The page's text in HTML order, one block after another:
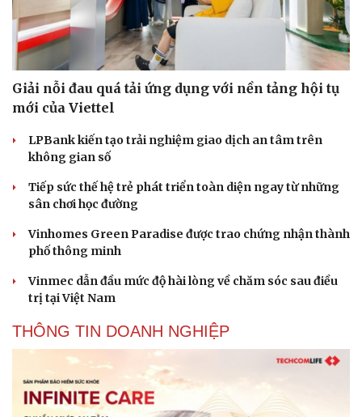
Giải nỗi đau quá tải ứng dụng với nền tảng hội tụ
mới của Viettel
LPBank kiến tạo trải nghiệm giao dịch an tâm trên
không gian số
Tiếp sức thế hệ trẻ phát triển toàn diện ngay từ những
sân chơi học đường
Vinhomes Green Paradise được trao chứng nhận thành
phố thông minh
Vinmec dẫn đầu mức độ hài lòng về chăm sóc sau điều
trị tại Việt Nam
THÔNG TIN DOANH NGHIỆP